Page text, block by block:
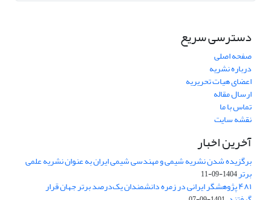
دسترسی سریع
صفحه اصلی
درباره نشریه
اعضای هیات تحریریه
ارسال مقاله
تماس با ما
نقشه سایت
آخرین اخبار
برگزیده شدن نشریه شیمی و مهندسی شیمی ایران به عنوان نشریه علمی
برتر1404-09-11
۴۸۱ پژوهشگر ایرانی در زمره دانشمندان یک‌درصد برتر جهان قرار